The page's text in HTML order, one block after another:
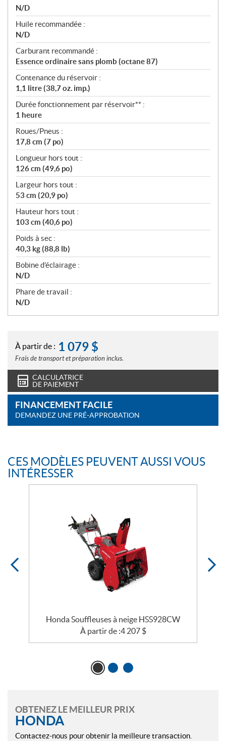
N/D
Huile recommandée :
N/D
Carburant recommandé :
Essence ordinaire sans plomb (octane 87)
Contenance du réservoir :
1,1 litre (38,7 oz. imp.)
Durée fonctionnement par réservoir** :
1 heure
Roues/Pneus :
17,8 cm (7 po)
Longueur hors tout :
126 cm (49,6 po)
Largeur hors tout :
53 cm (20,9 po)
Hauteur hors tout :
103 cm (40,6 po)
Poids à sec :
40,3 kg (88,8 lb)
Bobine d’éclairage :
N/D
Phare de travail :
N/D
À partir de : 1 079 $
Frais de transport et préparation inclus.
CALCULATRICE
DE PAIEMENT
FINANCEMENT FACILE
DEMANDEZ UNE PRÉ-APPROBATION
CES MODÈLES PEUVENT AUSSI VOUS
INTÉRESSER
Honda Souffleuses à neige HSS928CW
À partir de :4 207 $
OBTENEZ LE MEILLEUR PRIX
HONDA
Contactez-nous pour obtenir la meilleure transaction.